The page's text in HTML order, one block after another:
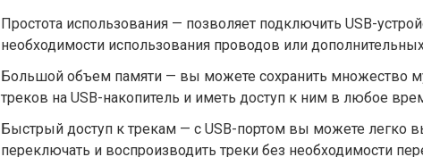
Простота использования — позволяет подключить USB-
необходимости использования проводов или
Большой объем памяти — вы можете сохранить множество
треков на USB-накопитель и иметь доступ к ним в любое
Быстрый доступ к трекам — с USB-портом вы можете легко
переключать и воспроизводить треки без необходимости